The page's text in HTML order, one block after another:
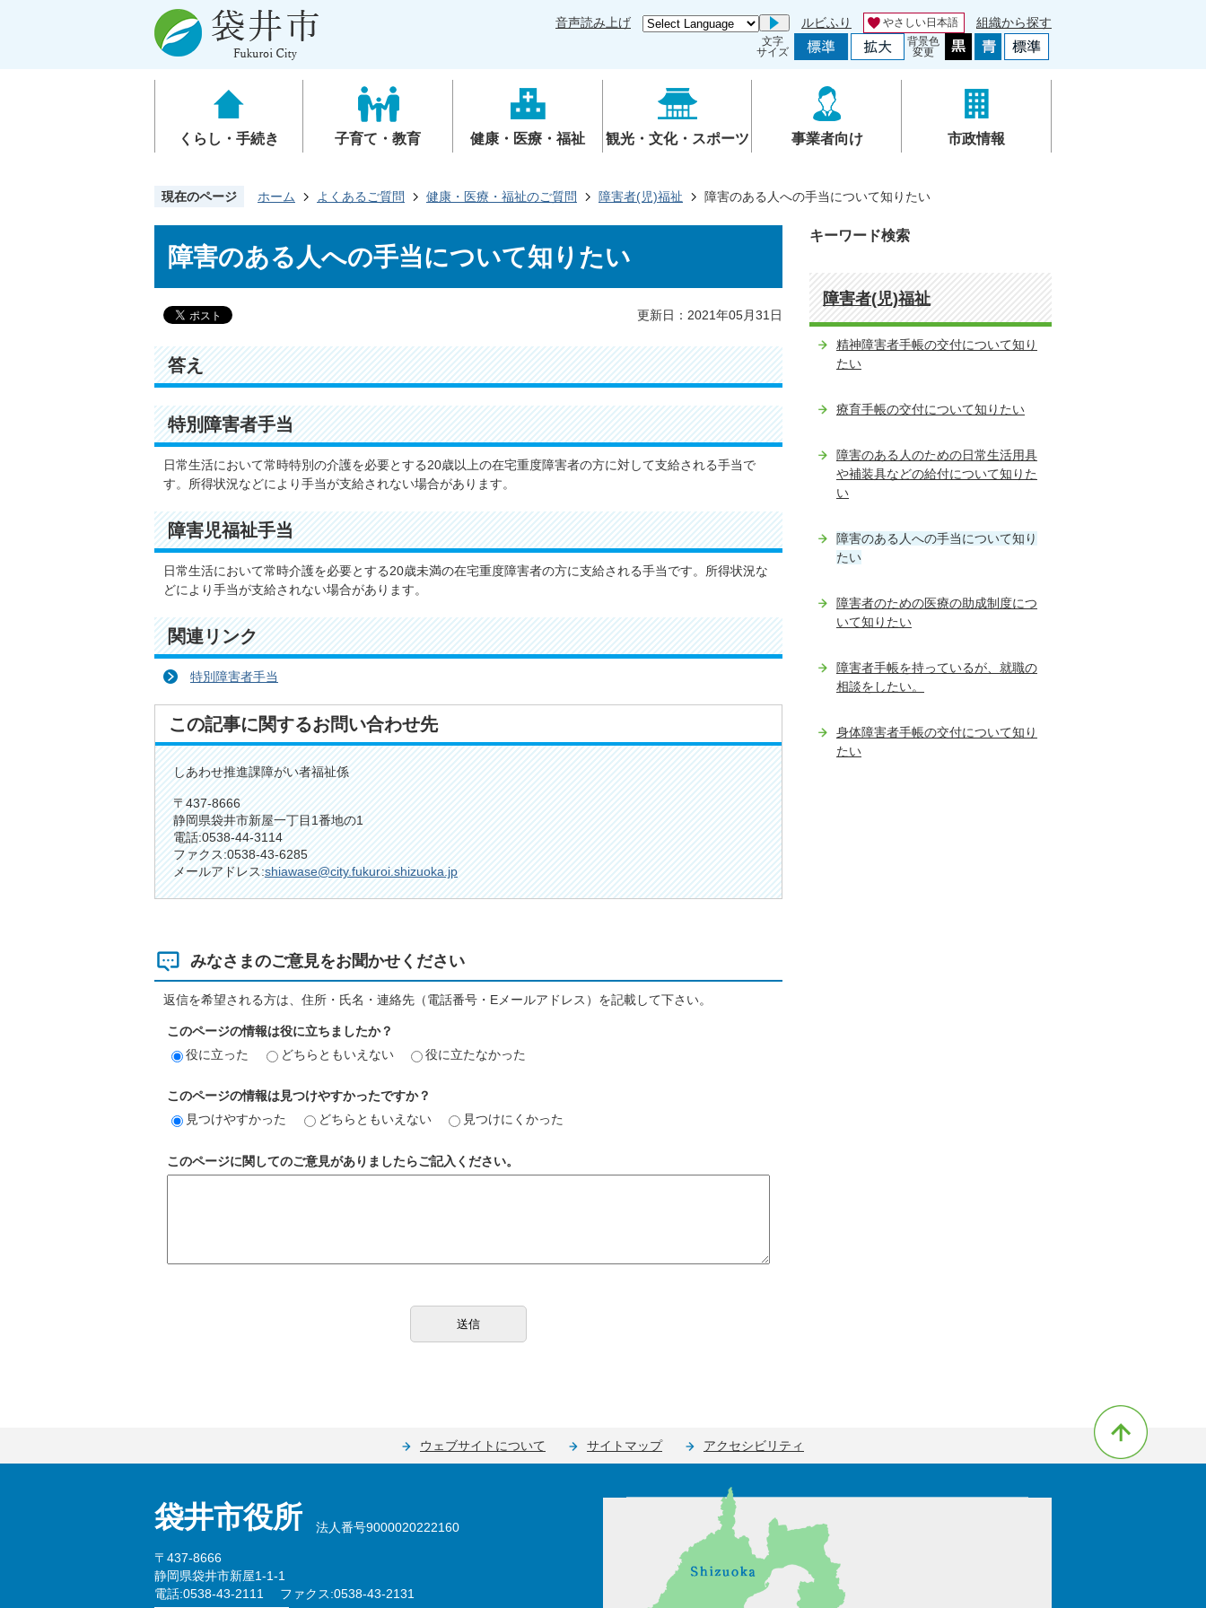
音声読み上げ Go ルビふり やさしい日本語 組織から探す
文字
サイズ
背景色
変更
くらし・手続き 子育て・教育 健康・医療・福祉 観光・文化・スポーツ 事業者向け 市政情報
現在のページ ホーム よくあるご質問 健康・医療・福祉のご質問 障害者(児)福祉 障害のある人への手当について知りたい
障害のある人への手当について知りたい
更新日：2021年05月31日
答え
特別障害者手当
日常生活において常時特別の介護を必要とする20歳以上の在宅重度障害者の方に対して支給される手当で
す。所得状況などにより手当が支給されない場合があります。
障害児福祉手当
日常生活において常時介護を必要とする20歳未満の在宅重度障害者の方に支給される手当です。所得状況な
どにより手当が支給されない場合があります。
関連リンク
特別障害者手当
この記事に関するお問い合わせ先
しあわせ推進課障がい者福祉係
〒437-8666
静岡県袋井市新屋一丁目1番地の1
電話:0538-44-3114
ファクス:0538-43-6285
メールアドレス:shiawase@city.fukuroi.shizuoka.jp
みなさまのご意見をお聞かせください
返信を希望される方は、住所・氏名・連絡先（電話番号・Eメールアドレス）を記載して下さい。
このページの情報は役に立ちましたか？
役に立った
どちらともいえない 役に立たなかった
このページの情報は見つけやすかったですか？
見つけやすかった
どちらともいえない 見つけにくかった
このページに関してのご意見がありましたらご記入ください。
キーワード検索
障害者(児)福祉
精神障害者手帳の交付について知り
たい
療育手帳の交付について知りたい
障害のある人のための日常生活用具
や補装具などの給付について知りた
い
障害のある人への手当について知り
たい
障害者のための医療の助成制度につ
いて知りたい
障害者手帳を持っているが、就職の
相談をしたい。
身体障害者手帳の交付について知り
たい
ウェブサイトについて サイトマップ アクセシビリティ
袋井市役所 法人番号9000020222160
〒437-8666
静岡県袋井市新屋1-1-1
電話:0538-43-2111 ファクス:0538-43-2131